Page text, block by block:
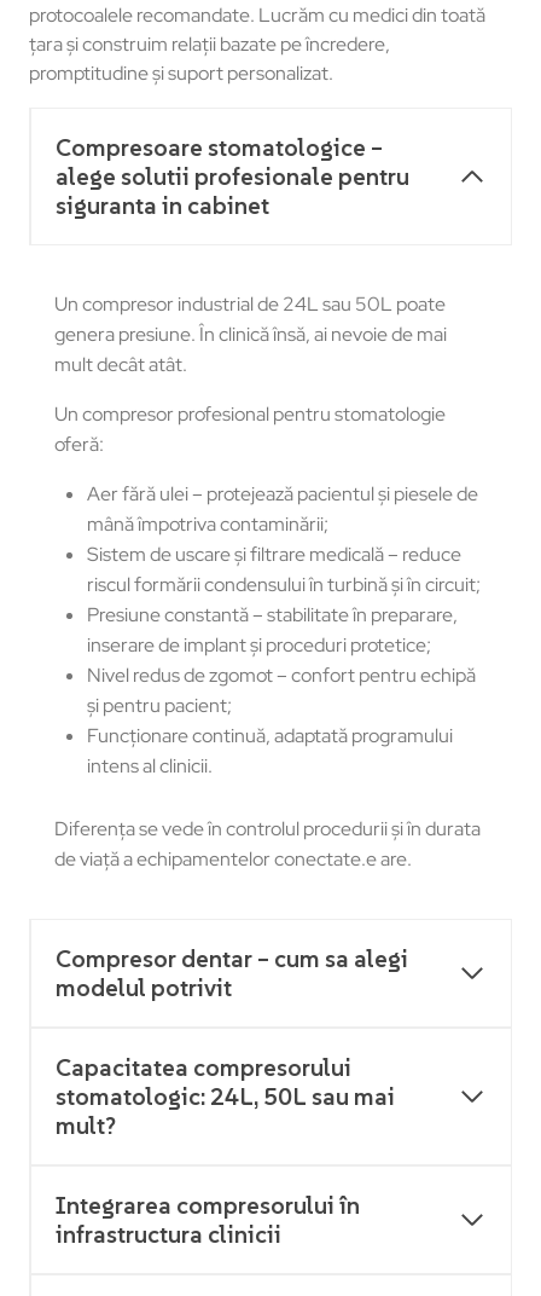
protocoalele recomandate. Lucrăm cu medici din toată
țara și construim relații bazate pe încredere,
promptitudine și suport personalizat.
Compresoare stomatologice –
alege solutii profesionale pentru
siguranta in cabinet
Un compresor industrial de 24L sau 50L poate
genera presiune. În clinică însă, ai nevoie de mai
mult decât atât.
Un compresor profesional pentru stomatologie
oferă:
Aer fără ulei – protejează pacientul și piesele de
mână împotriva contaminării;
Sistem de uscare și filtrare medicală – reduce
riscul formării condensului în turbină și în circuit;
Presiune constantă – stabilitate în preparare,
inserare de implant și proceduri protetice;
Nivel redus de zgomot – confort pentru echipă
și pentru pacient;
Funcționare continuă, adaptată programului
intens al clinicii.
Diferența se vede în controlul procedurii și în durata
de viață a echipamentelor conectate.e are.
Compresor dentar – cum sa alegi
modelul potrivit
Capacitatea compresorului
stomatologic: 24L, 50L sau mai
mult?
Integrarea compresorului în
infrastructura clinicii